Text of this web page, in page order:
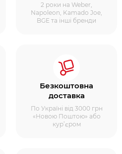
2 роки на Weber,
Napoleon, Kamado Joe,
BGE та інші бренди
Безкоштовна
доставка
По Україні від 3000 грн
«Новою Поштою» або
кур’єром